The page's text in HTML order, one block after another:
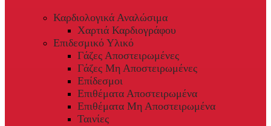
Καρδιολογικά Αναλώσιμα
Χαρτιά Καρδιογράφου
Επιδεσμικό Υλικό
Γάζες Αποστειρωμένες
Γάζες Μη Αποστειρωμένες
Επίδεσμοι
Επιθέματα Αποστειρωμένα
Επιθέματα Μη Αποστειρωμένα
Ταινίες